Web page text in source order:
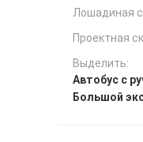
Лошадиная
Проектная
Выделить:
Автобус с
Большой